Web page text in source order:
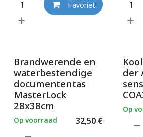
Favoriet
Brandwerende en
waterbestendige
documententas
MasterLock
28x38cm
32,50€
Op voorraad
der
Op